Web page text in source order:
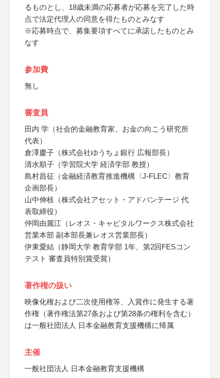
るものとし、18歳未満の応募者が応募を完了した時
点で法定代理人の同意を得たものとみなす
※応募時点で、募集要項すべてに承諾したものとみ
なす
参加費
無し
審査員
田内 学（社会的金融教育家、お金の向こう研究所
代表）
倉澤慶子（株式会社ゆうちょ銀行 広報部長）
清水順子（学習院大学 経済学部 教授）
島村昌征（金融経済教育推進機構〈J-FLEC〉教育
企画部長）
山中伸枝（株式会社アセット・アドバンテージ 代
表取締役）
仲岡由麗江（レオス・キャピタルワークス株式会社
営業本部 副本部長兼レオス営業部長）
伊東愛結（静岡大学 教育学部 1年、第2回FESコン
テスト 審査員特別賞受賞）
著作権の扱い
映像化権および二次使用権等、入賞作に発生する著
作権（著作権法第27条および第28条の権利を含む）
は一般社団法人 日本金融教育支援機構に帰属
主催
一般社団法人 日本金融教育支援機構